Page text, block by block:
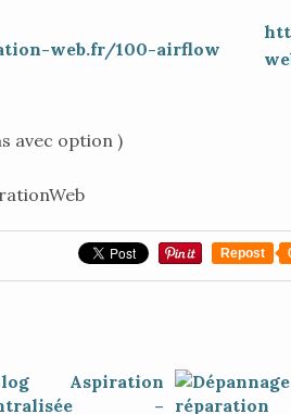
avec option )
Repost